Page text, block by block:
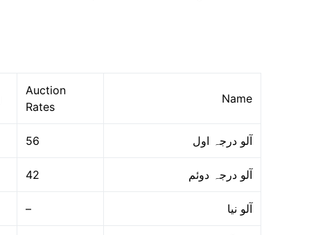
Auction
Rates
Name
56 آلو درجہ اول
42 آلو درجہ دوئم
– آلو نیا